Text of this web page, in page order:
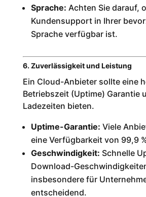
Sprache: Achten Sie darauf,
Kundensupport in Ihrer
Sprache verfügbar ist.
6. Zuverlässigkeit und Leistung
Ein Cloud-Anbieter sollte eine
Betriebszeit (Uptime) Garantie
Ladezeiten bieten.
Uptime-Garantie: Viele
eine Verfügbarkeit von 99,9
Geschwindigkeit: Schnelle
Download-
insbesondere für
entscheidend.